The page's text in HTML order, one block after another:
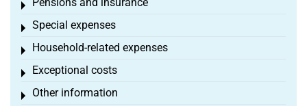
Toggle menu
Special expenses
Toggle menu
Household-related expenses
Toggle menu
Exceptional costs
Toggle menu
Other information
Toggle menu